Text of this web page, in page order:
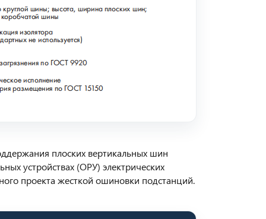
плоских вертикальных шин
устройствах (ОРУ) электрических
проекта жесткой ошиновки подстанций.